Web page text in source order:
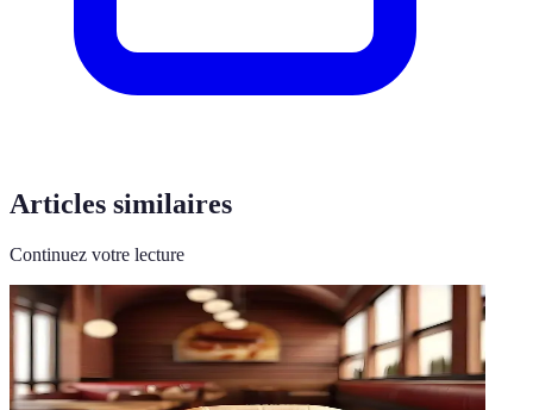
Articles similaires
Continuez votre lecture